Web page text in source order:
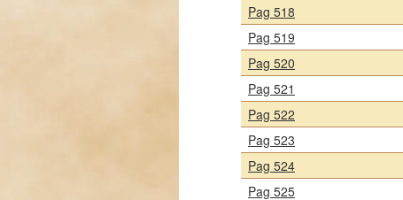
Pag 518
Pag 519
Pag 520
Pag 521
Pag 522
Pag 523
Pag 524
Pag 525